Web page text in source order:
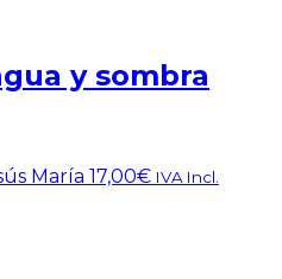
y sombra
María 17,00€ IVA Incl.